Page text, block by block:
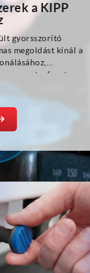
a KIPP
gyorsszorító
megoldást kínál a
a raszterfuratos
a
– ideálisak a
a gép- és